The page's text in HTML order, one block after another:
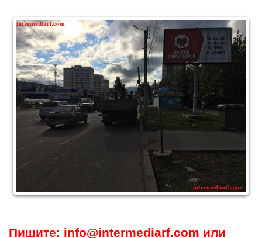
Пишите: info@intermediarf.com или